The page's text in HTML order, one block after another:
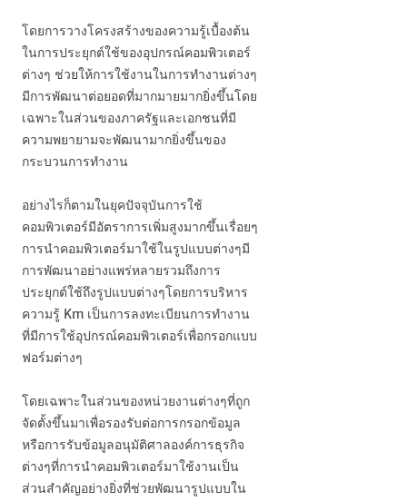
โดยการวางโครงสร้างของความรู้เบื้องต้น
ในการประยุกต์ใช้ของอุปกรณ์คอมพิวเตอร์
ต่างๆ ช่วยให้การใช้งานในการทำงานต่างๆ
มีการพัฒนาต่อยอดที่มากมายมากยิ่งขึ้นโดย
เฉพาะในส่วนของภาครัฐและเอกชนที่มี
ความพยายามจะพัฒนามากยิ่งขึ้นของ
กระบวนการทำงาน
อย่างไรก็ตามในยุคปัจจุบันการใช้
คอมพิวเตอร์มีอัตราการเพิ่มสูงมากขึ้นเรื่อยๆ
การนำคอมพิวเตอร์มาใช้ในรูปแบบต่างๆมี
การพัฒนาอย่างแพร่หลายรวมถึงการ
ประยุกต์ใช้ถึงรูปแบบต่างๆโดยการบริหาร
ความรู้ Km เป็นการลงทะเบียนการทำงาน
ที่มีการใช้อุปกรณ์คอมพิวเตอร์เพื่อกรอกแบบ
ฟอร์มต่างๆ
โดยเฉพาะในส่วนของหน่วยงานต่างๆที่ถูก
จัดตั้งขึ้นมาเพื่อรองรับต่อการกรอกข้อมูล
หรือการรับข้อมูลอนุมัติศาลองค์การธุรกิจ
ต่างๆที่การนำคอมพิวเตอร์มาใช้งานเป็น
ส่วนสำคัญอย่างยิ่งที่ช่วยพัฒนารูปแบบใน